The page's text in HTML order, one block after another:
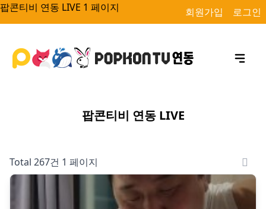
팝콘티비 연동 LIVE 1 페이지 회원가입 로그인
팝콘티비 연동 LIVE
Total 267건 1 페이지